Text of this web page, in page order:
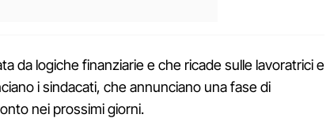
da logiche finanziarie e che ricade sulle lavoratrici e
i sindacati, che annunciano una fase di
nei prossimi giorni.